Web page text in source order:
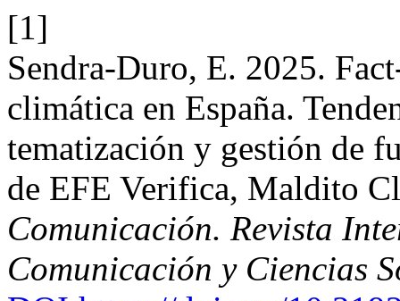
[1]
Sendra-Duro, E. 2025.
climática en España.
tematización y gestión de
de EFE Verifica, Maldito
Comunicación. Revista
Comunicación y Ciencias